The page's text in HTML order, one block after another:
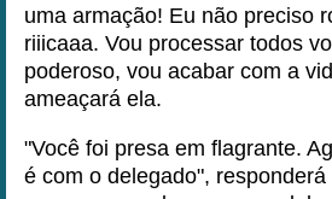
uma armação! Eu não preciso
riiicaaa. Vou processar todos
poderoso, vou acabar com a
ameaçará ela.
"Você foi presa em flagrante.
é com o delegado",